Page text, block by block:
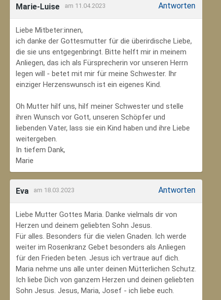
Marie-Luise am 11.04.2023 Antworten
Liebe Mitbeter:innen,
ich danke der Gottesmutter für die überirdische Liebe,
die sie uns entgegenbringt. Bitte helft mir in meinem
Anliegen, das ich als Fürsprecherin vor unseren Herrn
legen will - betet mit mir für meine Schwester. Ihr
einziger Herzenswunsch ist ein eigenes Kind.
Oh Mutter hilf uns, hilf meiner Schwester und stelle
ihren Wunsch vor Gott, unseren Schöpfer und
liebenden Vater, lass sie ein Kind haben und ihre Liebe
weitergeben.
In tiefem Dank,
Marie
Eva am 18.03.2023 Antworten
Liebe Mutter Gottes Maria. Danke vielmals dir von
Herzen und deinem geliebten Sohn Jesus.
Für alles. Besonders für die vielen Gnaden. Ich werde
weiter im Rosenkranz Gebet besonders als Anliegen
für den Frieden beten. Jesus ich vertraue auf dich.
Maria nehme uns alle unter deinen Mütterlichen Schutz.
Ich liebe Dich von ganzem Herzen und deinen geliebten
Sohn Jesus. Jesus, Maria, Josef - ich liebe euch.